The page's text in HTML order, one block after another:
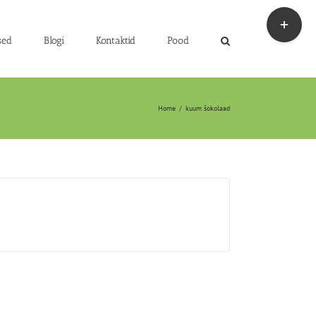
Blogi Kontaktid Pood
Home / kuum šokolaad
Toggle
Sliding
Bar